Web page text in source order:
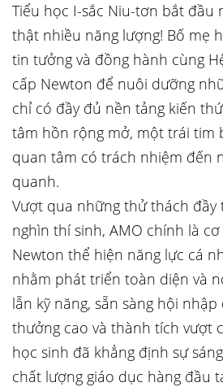
Tiểu học I-sắc Niu-tơn bắt đầu
thật nhiều năng lượng! Bố mẹ
tin tưởng và đồng hành cùng
cấp Newton để nuôi dưỡng
chỉ có đầy đủ nền tảng kiến
tâm hồn rộng mở, một trái tim
quan tâm có trách nhiệm đến
quanh.
Vượt qua những thử thách
nghìn thí sinh, AMO chính là
Newton thể hiện năng lực cá
nhằm phát triển toàn diện và
lẫn kỹ năng, sẵn sàng hội
thưởng cao và thành tích vượt
học sinh đã khẳng định sự
chất lượng giáo dục hàng đầu